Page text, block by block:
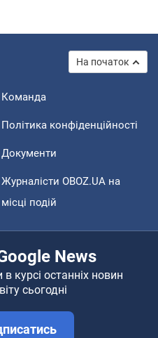
На початок
Команда
Політика конфіденційності
Документи
Журналісти OBOZ.UA на
місці подій
News
курсі останніх новин
сьогодні